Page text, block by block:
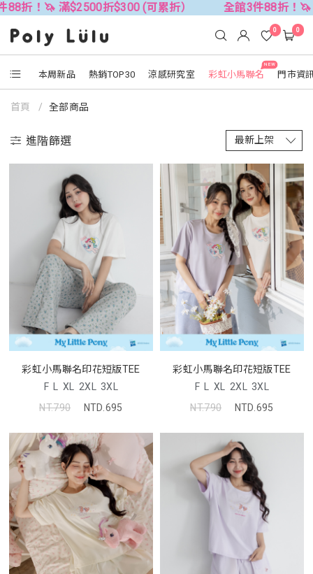
$2500折$300 (可累折） 全館3件88折！🦄 滿$2500
本周新品 熱銷TOP30 涼感研究室
NEW
彩虹小馬聯名 門市資
0 0
首頁 全部商品
進階篩選
彩虹小馬聯名印花短版TEE
F L XL 2XL 3XL
NT.790
NTD.695
彩虹小馬聯名印花短版TEE
F L XL 2XL 3XL
NT.790
NTD.695